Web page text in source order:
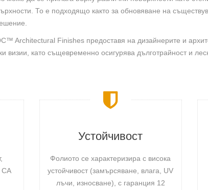
То е подходящо както за обновяване на
Architectural Finishes предоставя на дизайнерите и
визии, като същевременно осигурява дълготрайност и
CA
Устойчивост
Фолиото се характеризира с висока
устойчивост (замърсяване, влага, UV
лъчи, износване), с гаранция 12